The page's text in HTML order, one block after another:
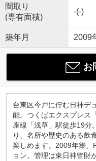
間取り
(専有面積)
-(-)
築年月 2009
お
台東区今戸に佇む日神デ
能。つくばエクスプレス
座線「浅草」駅徒歩19分
り、名所や歴史のある飲
楽しめます。2009年築、
ョン。管理は東日神管財